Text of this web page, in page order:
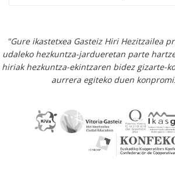
"Gure ikastetxea Gasteiz Hiri Hezitzailea
udaleko hezkuntza-jardueretan parte
hiriak hezkuntza-ekintzaren bidez gizarte-
aurrera egiteko duen